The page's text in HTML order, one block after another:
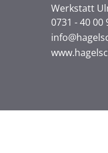
Werkstatt
0731 - 40 00